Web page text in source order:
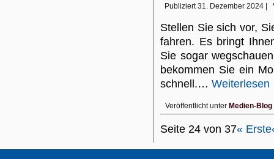
Publiziert 31. Dezember 2024
Stellen Sie sich vor,
fahren. Es bringt
Sie sogar
bekommen Sie ein
schnell.… Weiterlesen
Veröffentlicht unter Medien-Blog
Seite 24 von 37« Erste